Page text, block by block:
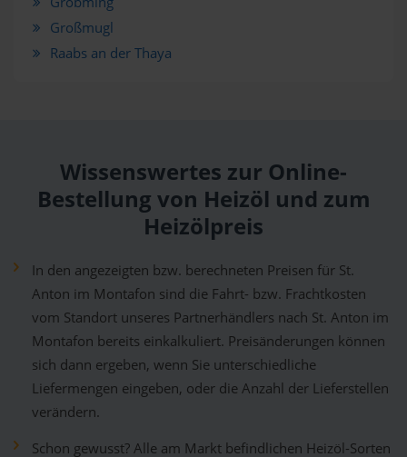
Großmugl
Raabs an der Thaya
Wissenswertes zur Online-
Bestellung von Heizöl und zum
Heizölpreis
In den angezeigten bzw. berechneten Preisen für St.
Anton im Montafon sind die Fahrt- bzw. Frachtkosten
vom Standort unseres Partnerhändlers nach St. Anton im
Montafon bereits einkalkuliert. Preisänderungen können
sich dann ergeben, wenn Sie unterschiedliche
Liefermengen eingeben, oder die Anzahl der Lieferstellen
verändern.
Schon gewusst? Alle am Markt befindlichen Heizöl-Sorten